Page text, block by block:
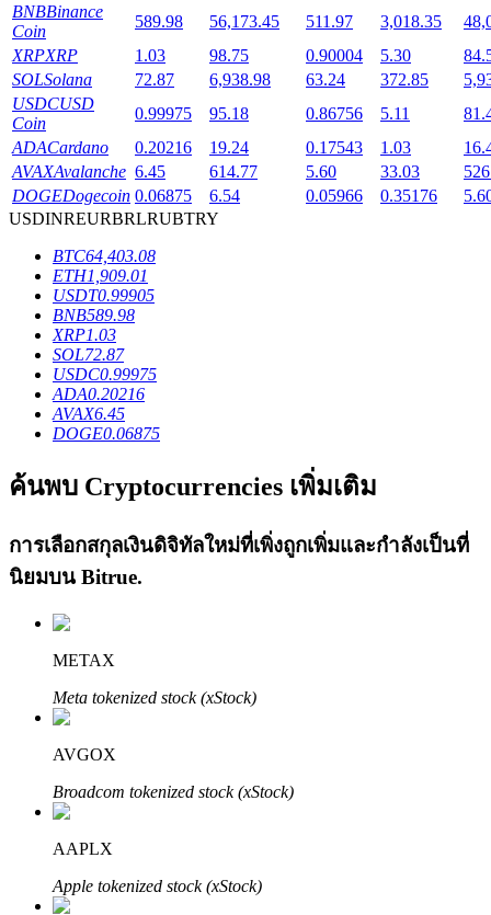
การลงทุนพิเศษสำหรับผู้ถือ BTR
เงินกู้
บริการยืมเงินที่ได้รับการสนับสนุนจาก Crypto
ลงทุนอัตโนมัติ
คว้าผลกำไรระยะยาวและผลประโยชน์ที่ยืดหยุ่น
เรียนรู้ Staking
เรียนรู้เกี่ยวกับการสร้างรายได้แบบพาสซีฟ
Bitrue AI
BNBBinance
Coin
589.98 56,173.45 511.97 3,018.35
XRPXRP 1.03 98.75 0.90004 5.30
SOLSolana 72.87 6,938.98 63.24 372.85
USDCUSD
Coin
0.99975 95.18 0.86756 5.11
ADACardano 0.20216 19.24 0.17543 1.03
AVAXAvalanche 6.45 614.77 5.60 33.03
DOGEDogecoin 0.06875 6.54 0.05966 0.35176
USDINREURBRLRUBTRY
BTC64,403.08
ETH1,909.01
USDT0.99905
BNB589.98
XRP1.03
SOL72.87
USDC0.99975
ADA0.20216
AVAX6.45
DOGE0.06875
ค้นพบ Cryptocurrencies เพิ่มเติม
การเลือกสกุลเงินดิจิทัลใหม่ที่เพิ่งถูกเพิ่มและกำลังเป็นที่
นิยมบน Bitrue.
METAX
Meta tokenized stock (xStock)
AVGOX
Broadcom tokenized stock (xStock)
AAPLX
Apple tokenized stock (xStock)